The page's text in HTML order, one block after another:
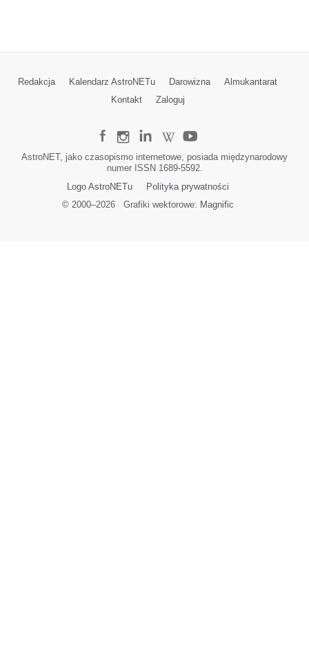
Redakcja Kalendarz AstroNETu Darowizna
Almukantarat
Kontakt
Zaloguj
AstroNET, jako czasopismo internetowe, posiada międzynarodowy
numer ISSN 1689-5592.
Logo AstroNETu
Polityka prywatności
© 2000–2026Grafiki wektorowe: Magnific